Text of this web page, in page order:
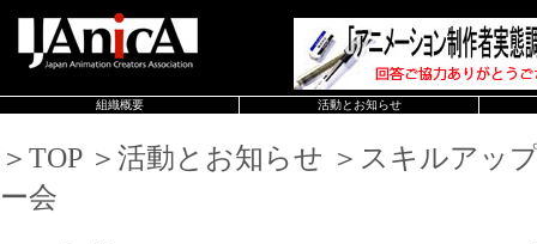
組織概要 活動とお知らせ
＞TOP ＞活動とお知らせ ＞スキルアッ
ー会